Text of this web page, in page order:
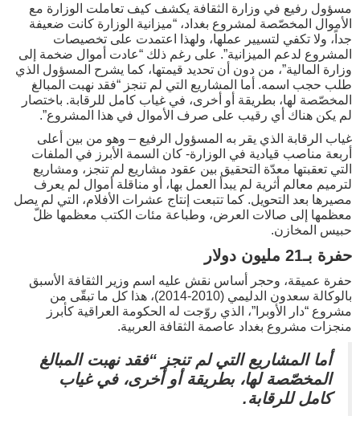
مسؤول رفيع في وزارة الثقافة يكشف كيف تعاملت الوزارة مع
الأموال المخصّصة لمشروع بغداد، “ميزانية الوزارة كانت ضعيفة
جداً، ولا تكفي لتسيير عملها، ولهذا اعتمدت على تخصيصات
المشروع لدعم الميزانية”. على رغم ذلك “عادت أموال ضخمة إلى
وزارة المالية”، من دون أن تحديد قيمتها، كما يشرح المسؤول الذي
طلب حجب اسمه. أما المشاريع التي لم تنجز “فقد نهبت المبالغ
المخصّصة لها، بطريقة أو أخرى، في غياب كامل للرقابة. باختصار
لم يكن هناك أي رقيب على صرف الأموال في هذا المشروع”.
غياب الرقابة الذي يقر به المسؤول الرفيع – وهو من بين أعلى
أربعة مناصب قيادية في الوزارة- كان السمة الأبرز في الملفات
التي تعقبتها معدّة التحقيق بين عقود مشاريع لم تنجز، ومشاريع
لترميم معالم أثرية لم يبدأ العمل بها، أو مناقلة أموال لم يعرف
مصيرها بعد التحويل. كما تتبعت إنتاج عشرات الأفلام، التي لم يصل
معظمها إلى صالات العرض، وطباعة مئات الكتب معظمها ظلّ
حبيس المخازن.
حفرة بـ21 مليون دولار
حفرة عميقة، وحجر أساس نقش عليه اسم وزير الثقافة الأسبق
بالوكالة سعدون الدليمي (2010-2014)، هذا كل ما تبقّى من
مشروع “دار الأوبرا”، الذي روّجت له الحكومة العراقية كأبرز
منجزات مشروع بغداد عاصمة الثقافة العربية.
أما المشاريع التي لم تنجز “فقد نهبت المبالغ
المخصّصة لها، بطريقة أو أخرى، في غياب
كامل للرقابة.